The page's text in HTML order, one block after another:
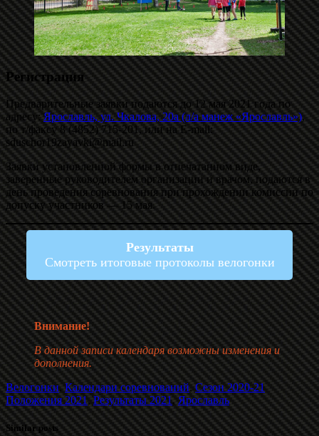
Регистрация
Предварительные заявки подаются до 12 мая 2021 года по
адресу:Ярославль, ул. Чкалова, 20а (л/а манеж «Ярославль»),
по т/факсу 8 (4852) 715-201, или на E-mail:
sduschor19zayavki@mail.ru
Заявки установленной формы в отпечатанном виде,
заверенные руководителем организации и врачом, подаются в
день проведения соревнования при прохождении комиссии по
допуску участников — 15 мая.
Результаты
Смотреть итоговые протоколы велогонки
Внимание!
В данной записи календаря возможны изменения и
дополнения.
Велогонки,Календари соревнований,Сезон 2020-21
Положения 2021,Результаты 2021,Ярославль
Similar posts